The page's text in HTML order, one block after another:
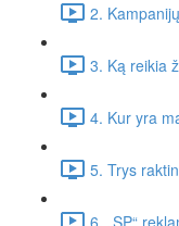
2.
3. Ką reikia
4. Kur yra
5. Trys
6. „SP“